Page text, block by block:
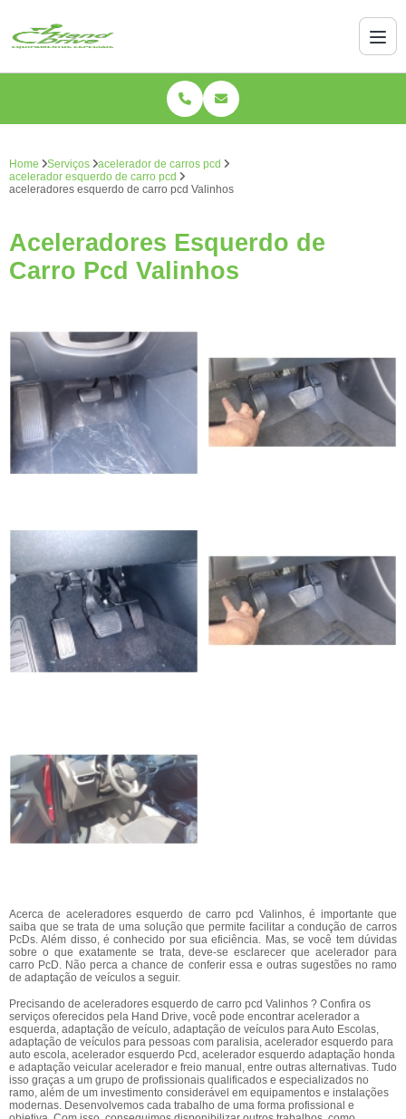
Home Serviços
acelerador de carros pcd
acelerador esquerdo de carro pcd
aceleradores esquerdo de carro pcd Valinhos
Aceleradores Esquerdo de
Carro Pcd Valinhos
Acerca de aceleradores esquerdo de carro pcd Valinhos, é importante que
saiba que se trata de uma solução que permite facilitar a condução de carros
PcDs. Além disso, é conhecido por sua eficiência. Mas, se você tem dúvidas
sobre o que exatamente se trata, deve-se esclarecer que acelerador para
carro PcD. Não perca a chance de conferir essa e outras sugestões no ramo
de adaptação de veículos a seguir.
Precisando de aceleradores esquerdo de carro pcd Valinhos ? Confira os
serviços oferecidos pela Hand Drive, você pode encontrar acelerador a
esquerda, adaptação de veículo, adaptação de veículos para Auto Escolas,
adaptação de veículos para pessoas com paralisia, acelerador esquerdo para
auto escola, acelerador esquerdo Pcd, acelerador esquerdo adaptação honda
e adaptação veicular acelerador e freio manual, entre outras alternativas. Tudo
isso graças a um grupo de profissionais qualificados e especializados no
ramo, além de um investimento considerável em equipamentos e instalações
modernas. Desenvolvemos cada trabalho de uma forma profissional e